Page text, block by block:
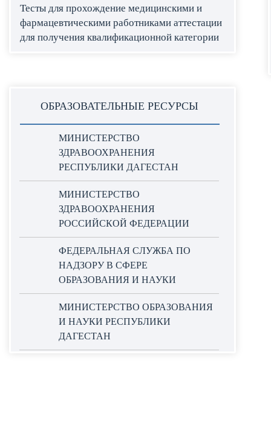
Тесты для прохождение медицинскими и
фармацевтическими работниками аттестации
для получения квалификационной категории
ОБРАЗОВАТЕЛЬНЫЕ РЕСУРСЫ
МИНИСТЕРСТВО
ЗДРАВООХРАНЕНИЯ
РЕСПУБЛИКИ ДАГЕСТАН
МИНИСТЕРСТВО
ЗДРАВООХРАНЕНИЯ
РОССИЙСКОЙ ФЕДЕРАЦИИ
ФЕДЕРАЛЬНАЯ СЛУЖБА ПО
НАДЗОРУ В СФЕРЕ
ОБРАЗОВАНИЯ И НАУКИ
МИНИСТЕРСТВО ОБРАЗОВАНИЯ
И НАУКИ РЕСПУБЛИКИ
ДАГЕСТАН